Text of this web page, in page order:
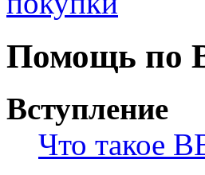
Помощь по
Вступление
Что такое